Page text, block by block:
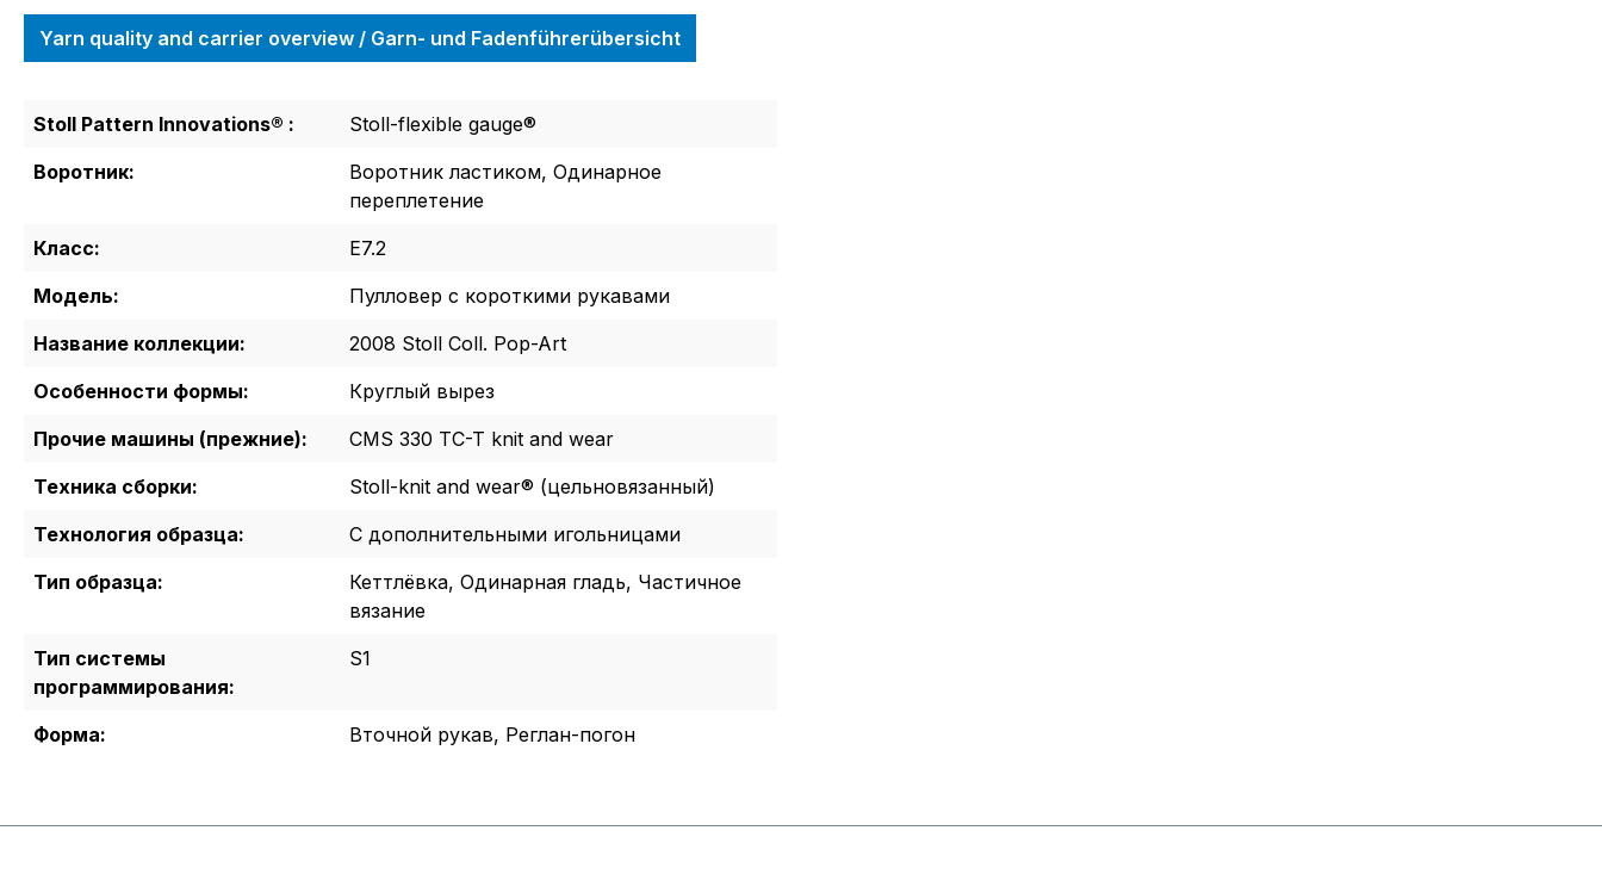
Yarn quality and carrier overview / Garn- und Fadenführerübersicht
Stoll Pattern Innovations® :
Stoll-flexible gauge®
Воротник:
Воротник ластиком, Одинарное
переплетение
Класс:
E7.2
Модель:
Пулловер с короткими рукавами
Название коллекции:
2008 Stoll Coll. Pop-Art
Особенности формы:
Круглый вырез
Прочие машины (прежние):
CMS 330 TC-T knit and wear
Техника сборки:
Stoll-knit and wear® (цельновязанный)
Технология образца:
С дополнительными игольницами
Тип образца:
Кеттлёвка, Одинарная гладь, Частичное
вязание
Тип системы
программирования:
S1
Форма: Вточной рукав, Реглан-погон